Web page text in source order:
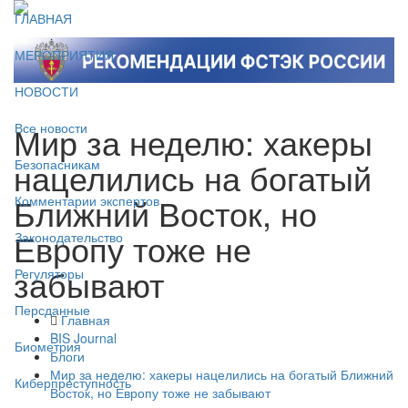
ГЛАВНАЯ
МЕРОПРИЯТИЯ
НОВОСТИ
Все новости
Безопасникам
Комментарии экспертов
Законодательство
Регуляторы
Персданные
Биометрия
Киберпреступность
Мир за неделю: хакеры
нацелились на богатый
Ближний Восток, но
Европу тоже не
забывают
Главная
BIS Journal
Блоги
Мир за неделю: хакеры нацелились на богатый Ближний
Восток, но Европу тоже не забывают